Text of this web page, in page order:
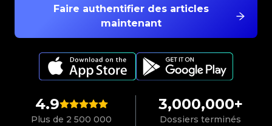
4.9
Plus de 2 500 000
3,000,000+
Dossiers terminés
Faire authentifier des articles
maintenant